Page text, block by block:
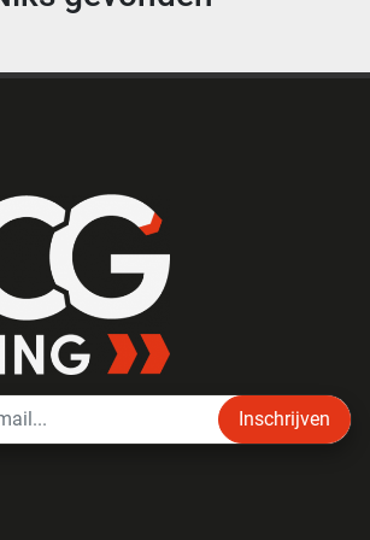
Inschrijven